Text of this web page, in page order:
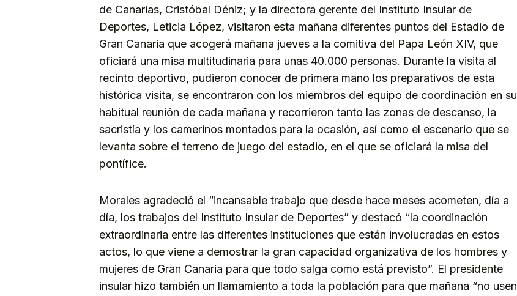
de Canarias, Cristóbal Déniz; y la directora gerente del Instituto Insular de
Deportes, Leticia López, visitaron esta mañana diferentes puntos del Estadio de
Gran Canaria que acogerá mañana jueves a la comitiva del Papa León XIV, que
oficiará una misa multitudinaria para unas 40.000 personas. Durante la visita al
recinto deportivo, pudieron conocer de primera mano los preparativos de esta
histórica visita, se encontraron con los miembros del equipo de coordinación en su
habitual reunión de cada mañana y recorrieron tanto las zonas de descanso, la
sacristía y los camerinos montados para la ocasión, así como el escenario que se
levanta sobre el terreno de juego del estadio, en el que se oficiará la misa del
pontífice.
Morales agradeció el “incansable trabajo que desde hace meses acometen, día a
día, los trabajos del Instituto Insular de Deportes” y destacó “la coordinación
extraordinaria entre las diferentes instituciones que están involucradas en estos
actos, lo que viene a demostrar la gran capacidad organizativa de los hombres y
mujeres de Gran Canaria para que todo salga como está previsto”. El presidente
insular hizo también un llamamiento a toda la población para que mañana “no usen